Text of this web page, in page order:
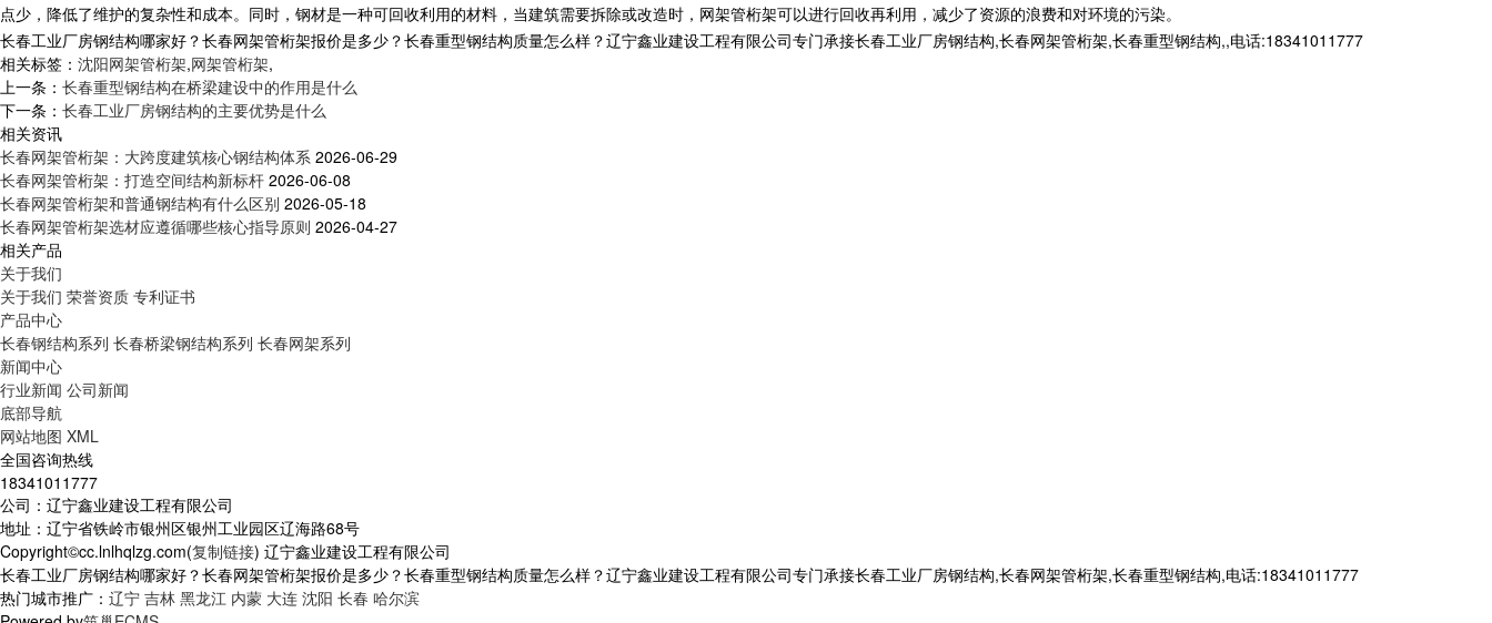
点少，降低了维护的复杂性和成本。同时，钢材是一种可回收利用的材料，当建筑需要拆除或改造时，网架管桁架可以进行回收再利用，减少了资源的浪费和对环境的污染。
长春工业厂房钢结构哪家好？长春网架管桁架报价是多少？长春重型钢结构质量怎么样？辽宁鑫业建设工程有限公司专门承接长春工业厂房钢结构,长春网架管桁架,长春重型钢结构,,电话:18341011777
相关标签： 沈阳网架管桁架,网架管桁架,
上一条： 长春重型钢结构在桥梁建设中的作用是什么
下一条： 长春工业厂房钢结构的主要优势是什么
相关资讯
长春网架管桁架：大跨度建筑核心钢结构体系 2026-06-29
长春网架管桁架：打造空间结构新标杆 2026-06-08
长春网架管桁架和普通钢结构有什么区别 2026-05-18
长春网架管桁架选材应遵循哪些核心指导原则 2026-04-27
相关产品
关于我们
关于我们 荣誉资质 专利证书
产品中心
长春钢结构系列 长春桥梁钢结构系列 长春网架系列
新闻中心
行业新闻 公司新闻
底部导航
网站地图 XML
全国咨询热线
18341011777
公司：辽宁鑫业建设工程有限公司
地址：辽宁省铁岭市银州区银州工业园区辽海路68号
Copyright©cc.lnlhqlzg.com(复制链接) 辽宁鑫业建设工程有限公司
长春工业厂房钢结构哪家好？长春网架管桁架报价是多少？长春重型钢结构质量怎么样？辽宁鑫业建设工程有限公司专门承接长春工业厂房钢结构,长春网架管桁架,长春重型钢结构,电话:18341011777
热门城市推广： 辽宁 吉林 黑龙江 内蒙 大连 沈阳 长春 哈尔滨